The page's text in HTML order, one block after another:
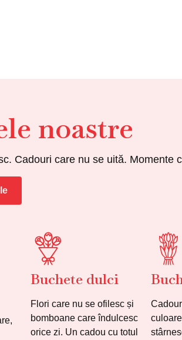
noastre
Cadouri care nu se uită. Momente
Buchete dulci
Flori care nu se ofilesc și
bomboane care îndulcesc
orice zi. Un cadou cu totul